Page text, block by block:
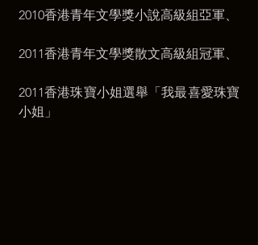
2010香港青年文學獎小說高級組亞軍、
2011香港青年文學獎散文高級組冠軍、
2011香港珠寶小姐選舉「我最喜愛珠寶
小姐」